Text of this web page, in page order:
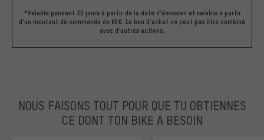
*Valable pendant 30 jours à partir de la date d'émission et valable à partir
d'un montant de commande de 60€. Le bon d'achat ne peut pas être combiné
avec d'autres actions.
NOUS FAISONS TOUT POUR QUE TU OBTIENNES
CE DONT TON BIKE A BESOIN